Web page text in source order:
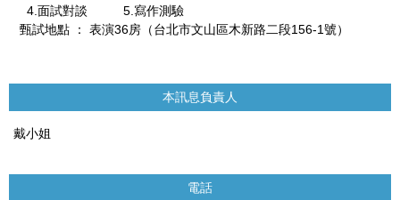
4.面試對談 5.寫作測驗
甄試地點 ： 表演36房（台北市文山區木新路二段156-1號）
本訊息負責人
戴小姐
電話